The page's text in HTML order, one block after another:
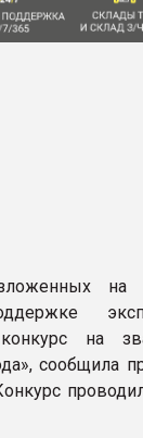
на
на
сообщила